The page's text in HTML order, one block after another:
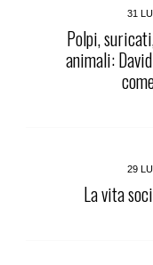
31
Polpi,
animali:
29
La vita